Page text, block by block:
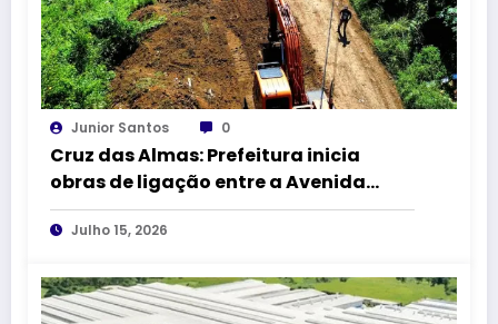
Junior Santos 0
Cruz das Almas: Prefeitura inicia
obras de ligação entre a Avenida
Amado Queiroz e a BR-101
Julho 15, 2026